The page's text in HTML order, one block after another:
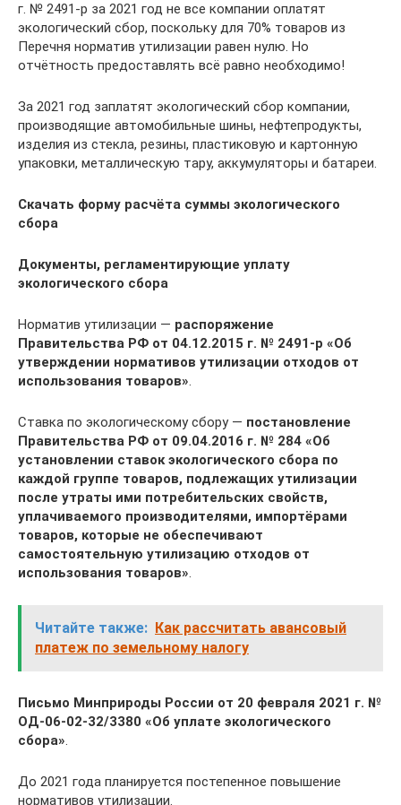
г. № 2491-р за 2021 год не все компании оплатят
экологический сбор, поскольку для 70% товаров из
Перечня норматив утилизации равен нулю. Но
отчётность предоставлять всё равно необходимо!
За 2021 год заплатят экологический сбор компании,
производящие автомобильные шины, нефтепродукты,
изделия из стекла, резины, пластиковую и картонную
упаковки, металлическую тару, аккумуляторы и батареи.
Скачать форму расчёта суммы экологического
сбора
Документы, регламентирующие уплату
экологического сбора
Норматив утилизации — распоряжение
Правительства РФ от 04.12.2015 г. № 2491-р «Об
утверждении нормативов утилизации отходов от
использования товаров».
Ставка по экологическому сбору — постановление
Правительства РФ от 09.04.2016 г. № 284 «Об
установлении ставок экологического сбора по
каждой группе товаров, подлежащих утилизации
после утраты ими потребительских свойств,
уплачиваемого производителями, импортёрами
товаров, которые не обеспечивают
самостоятельную утилизацию отходов от
использования товаров».
Читайте также: Как рассчитать авансовый
платеж по земельному налогу
Письмо Минприроды России от 20 февраля 2021 г. №
ОД-06-02-32/3380 «Об уплате экологического
сбора».
До 2021 года планируется постепенное повышение
нормативов утилизации.